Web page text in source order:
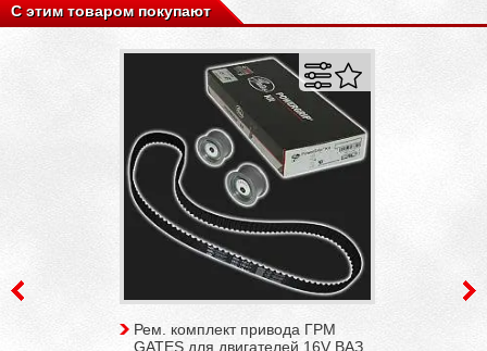
С этим товаром покупают
Рем. комплект привода ГРМ
GATES для двигателей 16V ВАЗ